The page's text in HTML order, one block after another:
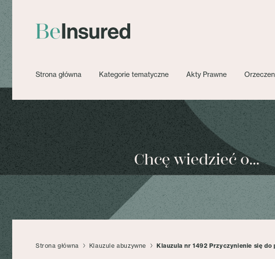
Strona główna Kategorie tematyczne Akty Prawne
Chcę wiedzieć o...
Strona główna Klauzule abuzywne Klauzula nr 1492 Przyczynienie się do